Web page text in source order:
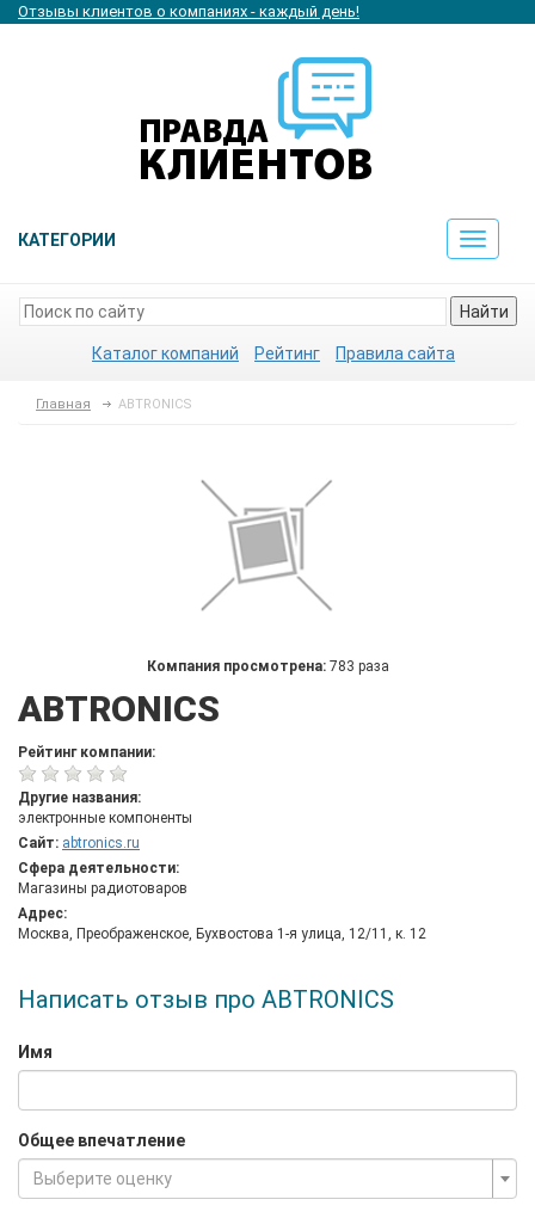
Отзывы клиентов о компаниях - каждый день!
КАТЕГОРИИ
Toggle
Найти
Каталог компаний Рейтинг Правила сайта
Главная ABTRONICS
Компания просмотрена: 783 раза
ABTRONICS
Рейтинг компании:
Другие названия:
электронные компоненты
Сайт: abtronics.ru
Сфера деятельности:
Магазины радиотоваров
Адрес:
Москва, Преображенское, Бухвостова 1-я улица, 12/11, к. 12
Написать отзыв про ABTRONICS
Имя
Общее впечатление
Выберите оценку